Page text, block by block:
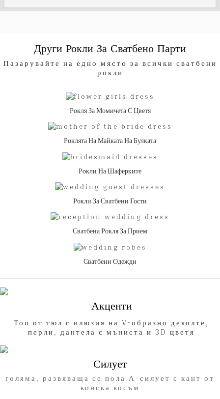
Други Рокли За Сватбено Парти
Пазарувайте на едно място за всички сватбени
рокли
Рокля За Момичета С Цветя
Роклята На Майката На Булката
Рокли На Шаферките
Рокли За Сватбени Гости
Сватбена Рокля За Прием
Сватбени Одежди
Акценти
Топ от тюл с илюзия на V-образно деколте,
перли, дантела с мъниста и 3D цветя
Силует
голяма, развяваща се пола А-силует с кант от
конска косъм